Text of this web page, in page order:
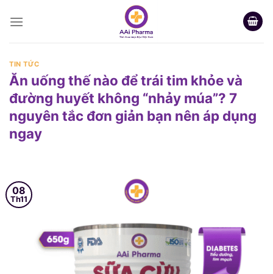
TIN TỨC
Ăn uống thế nào để trái tim khỏe và
đường huyết không “nhảy múa”? 7
nguyên tắc đơn giản bạn nên áp dụng
ngay
08
Th11